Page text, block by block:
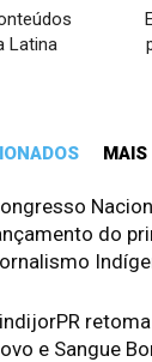
Latina
MAIS
do
e Sangue